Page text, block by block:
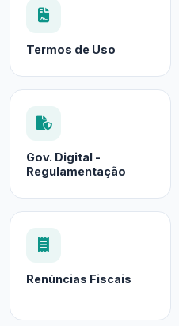
Termos de Uso
Gov. Digital -
Regulamentação
Renúncias Fiscais